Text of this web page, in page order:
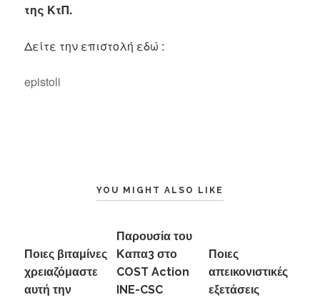
της ΚτΠ.
Δείτε την επιστολή εδώ :
epistoli
YOU MIGHT ALSO LIKE
Ποιες βιταμίνες
χρειαζόμαστε
αυτή την
Παρουσία του
Καπα3 στο
COST Action
INE-CSC
Ποιες
απεικονιστικές
εξετάσεις